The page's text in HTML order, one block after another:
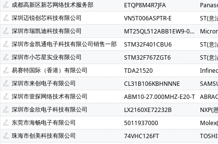
成都高新区新芯网络技术服务部
ETQP8M4R7JFA
深圳迈锐创芯科技有限公司
VN5T006ASPTR-E
ST(意
深圳市瑞凯迪科技有限公司
MT25QL512ABB1EW9-0SIT
深圳市金凯通电子科技有限公司销售一部
STM32F401CBU6
ST(意
深圳市小芯星实业有限公司
STM32F767ZGT6
ST(意
易赛特国际（香港）有限公司
TDA21520
深圳市来创电子有限公司
CL31B106KBHNNNE
深圳市壹探网络技术有限公司
ABM10-27.000MHZ-E20-T
深圳市金欣电子科技有限公司
LX2160XE72232B
NXP(
东莞市海畅电子有限公司
5011937000
珠海市创美科技有限公司
74VHC126FT